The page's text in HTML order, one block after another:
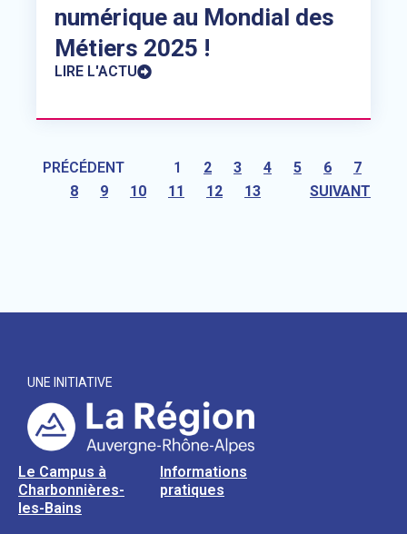
numérique au Mondial des
Métiers 2025 !
LIRE L'ACTU
PRÉCÉDENT 1 2 3 4 5 6
7
8
9 10 11 12 13 SUIVANT
UNE INITIATIVE
Le Campus à
Charbonnières-
les-Bains
Informations
pratiques